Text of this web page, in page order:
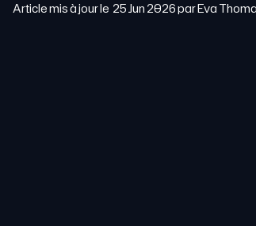
Article mis à jour le 25 Jun 2026parEva